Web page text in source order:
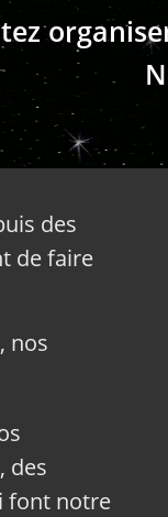
des
de faire
nos
des
font notre